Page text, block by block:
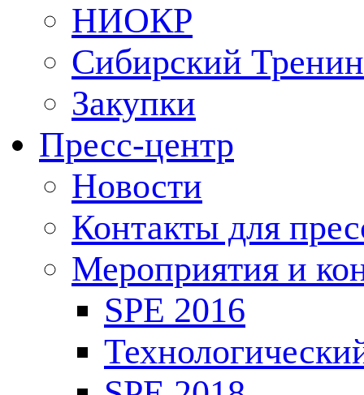
НИОКР
Сибирский
Закупки
Пресс-центр
Новости
Контакты для
Мероприятия и
SPE 2016